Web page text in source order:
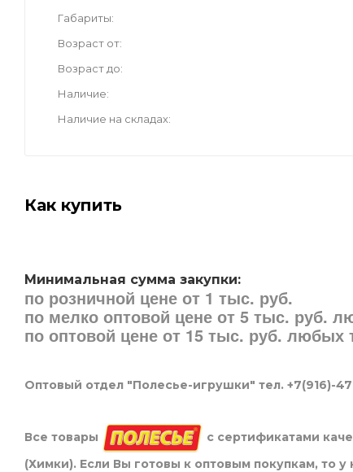
Габариты
Возраст от
Возраст до
Наличие
Наличие на складах
Как купить
Минимальная сумма закупки:
по розничной цене от 1 тыс. руб.
по мелко оптовой цене от 5 тыс. руб.
по оптовой цене от 15 тыс. руб.
Оптовый отдел "Полесье-игрушки" тел. +7(916)-
Все товары
с сертификатами
(Химки). Если Вы готовы к оптовым покупкам, то